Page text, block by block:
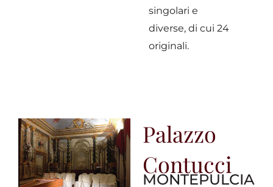
singolari e
diverse, di cui 24
originali.
Palazzo
Contucci
MONTEPULCIA